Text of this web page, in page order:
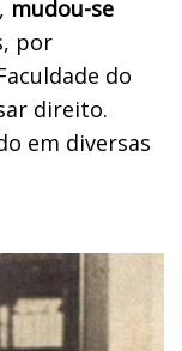
mudou-se
por
do
direito.
em diversas